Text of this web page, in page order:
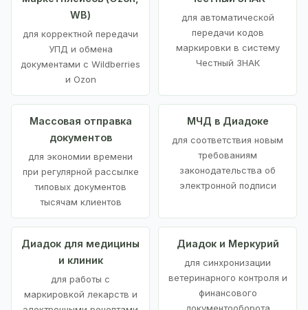
WB)
для корректной передачи
УПД и обмена
документами с Wildberries
и Ozon
для автоматической
передачи кодов
маркировки в систему
Честный ЗНАК
Массовая отправка
документов
для экономии времени
при регулярной рассылке
типовых документов
тысячам клиентов
МЧД в Диадоке
для соответствия новым
требованиям
законодательства об
электронной подписи
Диадок для медицины
и клиник
для работы с
маркировкой лекарств и
Диадок и Меркурий
для синхронизации
ветеринарного контроля и
финансового